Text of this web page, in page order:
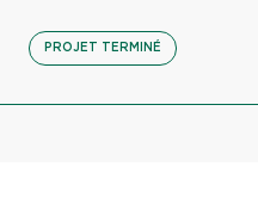
PROJET TERMINÉ